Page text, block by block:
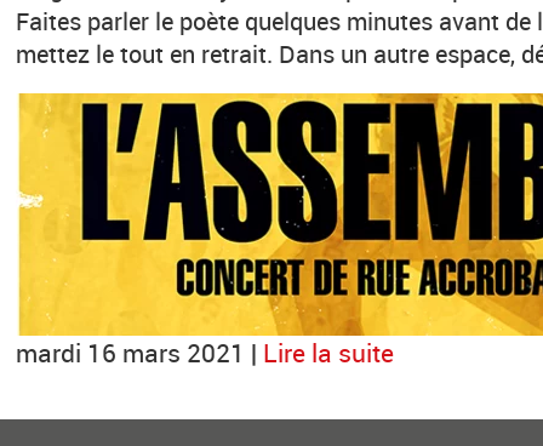
Faites parler le poète quelques minutes avant de
mettez le tout en retrait. Dans un autre espace,
mardi 16 mars 2021 | Lire la suite